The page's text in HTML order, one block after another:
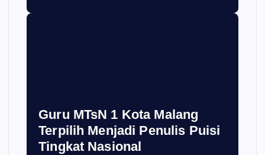
Guru MTsN 1 Kota Malang
Terpilih Menjadi Penulis Puisi
Tingkat Nasional